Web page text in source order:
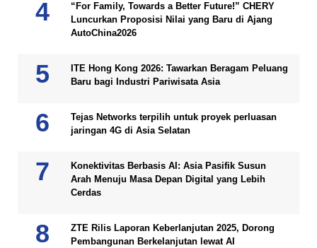
“For Family, Towards a Better Future!” CHERY
Luncurkan Proposisi Nilai yang Baru di Ajang
AutoChina2026
ITE Hong Kong 2026: Tawarkan Beragam Peluang
Baru bagi Industri Pariwisata Asia
Tejas Networks terpilih untuk proyek perluasan
jaringan 4G di Asia Selatan
Konektivitas Berbasis AI: Asia Pasifik Susun
Arah Menuju Masa Depan Digital yang Lebih
Cerdas
ZTE Rilis Laporan Keberlanjutan 2025, Dorong
Pembangunan Berkelanjutan lewat AI